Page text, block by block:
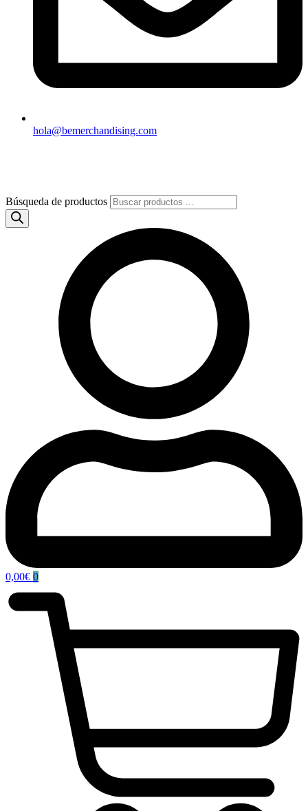
hola@bemerchandising.com
Búsqueda de productos
0,00€ 0